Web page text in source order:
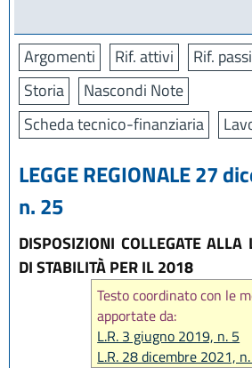
Argomenti Rif. attivi Rif.
Storia
Nascondi Note
Scheda tecnico-finanziaria
LEGGE REGIONALE 27
n. 25
DISPOSIZIONI COLLEGATE ALLA
DI STABILITÀ PER IL 2018
Testo coordinato con le
apportate da:
L.R. 3 giugno 2019, n. 5
L.R. 28 dicembre 2021,